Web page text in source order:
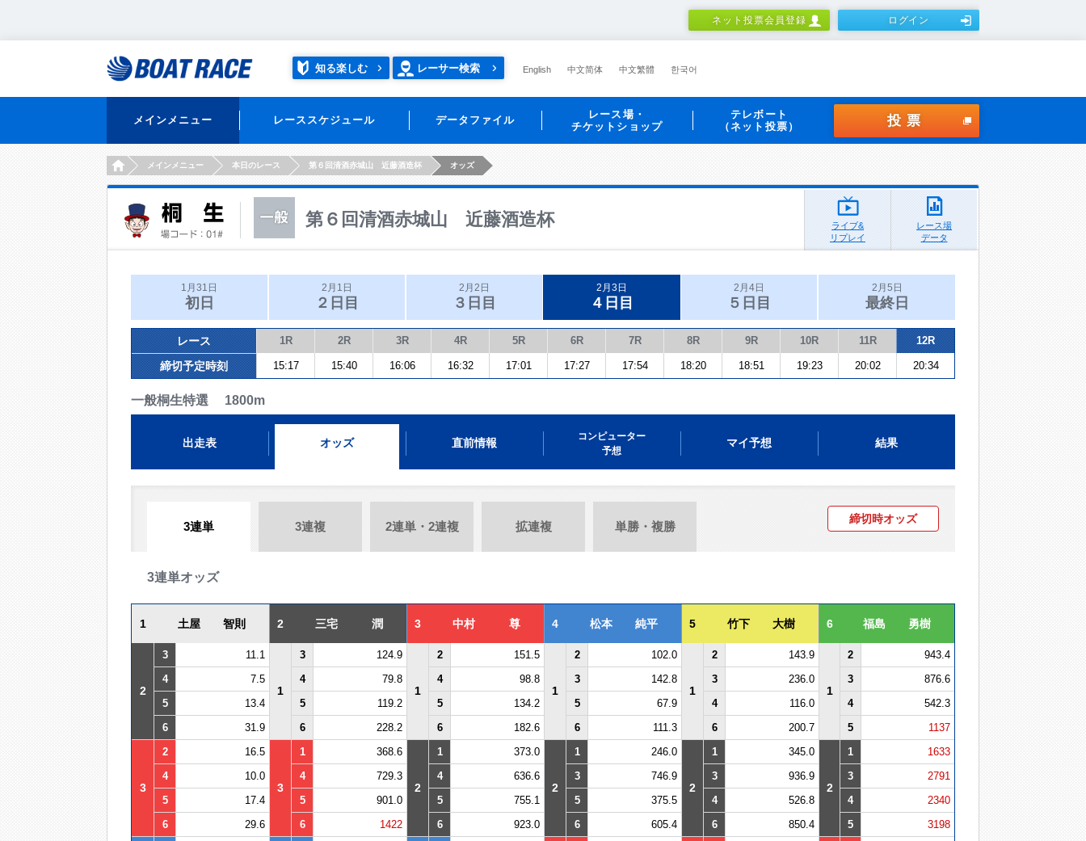
ネット投票会員登録 ログイン
知る楽しむ レーサー検索 English 中文简体 中文繁體 한국어
メインメニュー レーススケジュール データファイル
レース場・
チケットショップ
テレボート
（ネット投票）
投票
HOMEメインメニュー 本日のレース 第６回清酒赤城山 近藤酒造杯 オッズ
第６回清酒赤城山 近藤酒造杯
ライブ&
リプレイ
レース場
データ
1月31日
初日
2月1日
２日目
2月2日
３日目
2月3日
４日目
2月4日
５日目
2月5日
最終日
レース 1R 2R 3R 4R 5R 6R 7R 8R 9R 10R 11R 12R
締切予定時刻 15:17 15:40 16:06 16:32 17:01 17:27 17:54 18:20 18:51 19:23 20:02 20:34
一般桐生特選 1800m
出走表 オッズ 直前情報
コンピューター
予想
マイ予想 結果
3連単 3連複 2連単・2連複 拡連複 単勝・複勝
締切時オッズ
3連単オッズ
1 土屋 智則 2 三宅 潤 3 中村 尊 4 松本 純平 5 竹下 大樹 6 福島 勇樹
2
3 11.1
1
3 124.9
1
2 151.5
1
2 102.0
1
2 143.9
1
2
943.4
4
7.5 4 79.8 4 98.8 3 142.8 3 236.0 3
876.6
5
13.4 5 119.2 5 134.2 5 67.9 4 116.0 4
542.3
6
31.9 6 228.2 6 182.6 6 111.3 6 200.7 5 1137
3
2 16.5
3
1 368.6
2
1 373.0
2
1 246.0
2
1 345.0
2
1
1633
4
10.0 4 729.3 4 636.6 3 746.9 3 936.9 3
2791
5
17.4 5 901.0 5 755.1 5 375.5 4 526.8 4
2340
6
29.6 6 1422 6 923.0 6 605.4 6 850.4 5 3198